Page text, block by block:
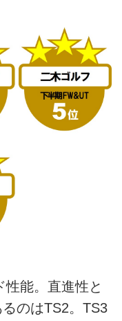
能。直進性と
のはTS2。TS3